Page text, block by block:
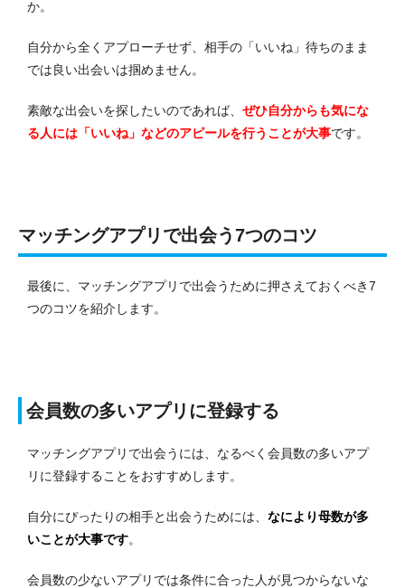
か。
自分から全くアプローチせず、相手の「いいね」待ちのまま
では良い出会いは掴めません。
素敵な出会いを探したいのであれば、 ぜひ自分からも気にな
る人には「いいね」などのアピールを行うことが大事です。
マッチングアプリで出会う7つのコツ
最後に、マッチングアプリで出会うために押さえておくべき7
つのコツを紹介します。
会員数の多いアプリに登録する
マッチングアプリで出会うには、なるべく会員数の多いアプ
リに登録することをおすすめします。
自分にぴったりの相手と出会うためには、 なにより母数が多
いことが大事です。
会員数の少ないアプリでは条件に合った人が見つからないな